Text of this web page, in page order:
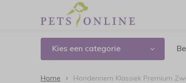
Kies een categorie
Home Hondenriem Klassiek Premium